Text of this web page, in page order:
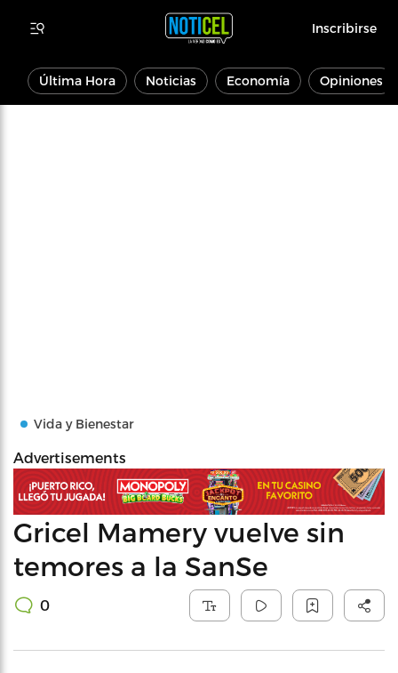
Inscribirse
Última Hora Noticias Economía Opiniones
Vida y Bienestar
Advertisements
Gricel Mamery vuelve sin
temores a la SanSe
0